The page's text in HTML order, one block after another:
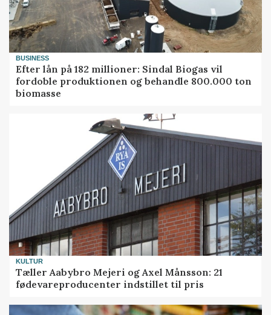
BUSINESS
Efter lån på 182 millioner: Sindal Biogas vil
fordoble produktionen og behandle 800.000 ton
biomasse
KULTUR
Tæller Aabybro Mejeri og Axel Månsson: 21
fødevareproducenter indstillet til pris